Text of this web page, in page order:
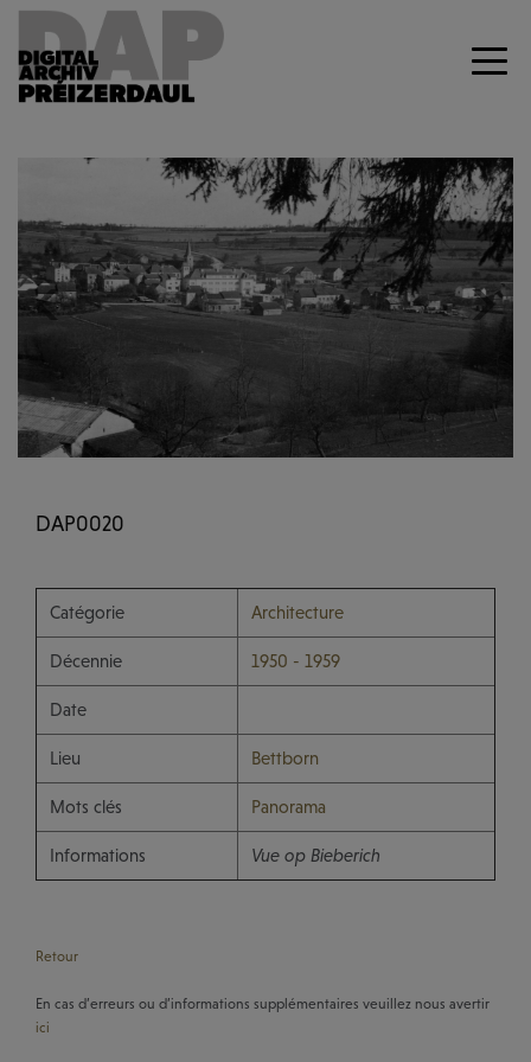
Previous Next
DAP0020
Catégorie Architecture
Décennie 1950 - 1959
Date
Lieu Bettborn
Mots clés Panorama
Informations Vue op Bieberich
Retour
En cas d’erreurs ou d’informations supplémentaires veuillez nous avertir
ici